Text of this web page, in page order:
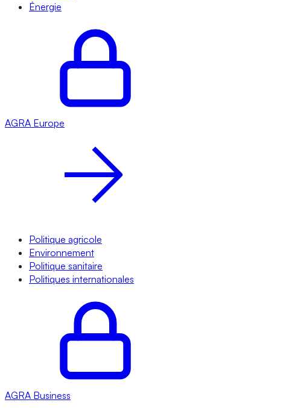
Énergie
AGRA Europe
Politique agricole
Environnement
Politique sanitaire
Politiques internationales
AGRA Business